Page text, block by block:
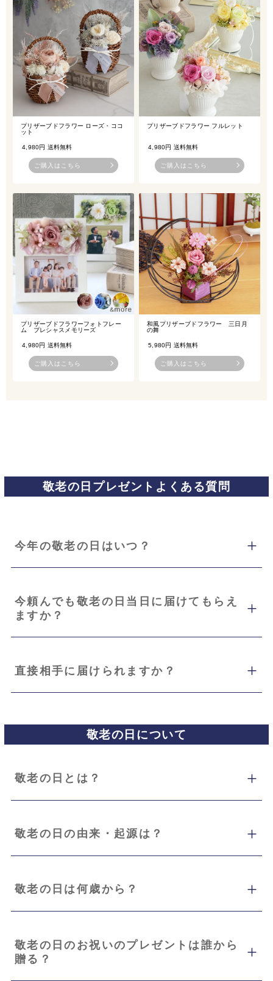
プリザーブドフラワー ローズ・ココ
ット
4,980円 送料無料
ご購入はこちら
プリザーブドフラワー フルレット
4,980円 送料無料
ご購入はこちら
プリザーブドフラワーフォトフレー
ム プレシャスメモリーズ
4,980円 送料無料
ご購入はこちら
和風プリザーブドフラワー 三日月
の舞
5,980円 送料無料
ご購入はこちら
敬老の日プレゼントよくある質問
今年の敬老の日はいつ？
今頼んでも敬老の日当日に届けてもらえ
ますか？
直接相手に届けられますか？
敬老の日について
敬老の日とは？
敬老の日の由来・起源は？
敬老の日は何歳から？
敬老の日のお祝いのプレゼントは誰から
贈る？